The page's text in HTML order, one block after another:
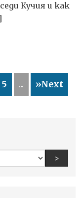
Кучия и как
5 ... »Next
All
authors:
>Find